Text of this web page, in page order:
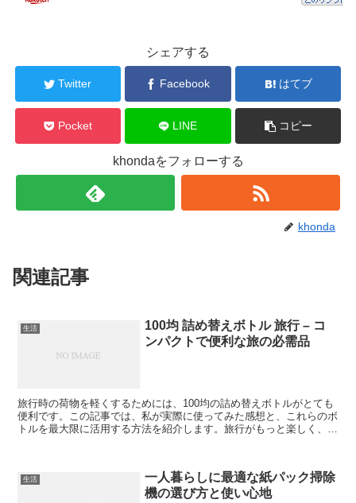
シェアする
Twitter Facebook はてブ
Pocket LINE コピー
khondaをフォローする
khonda
関連記事
生活
100均 詰め替えボトル 旅行 – コ
ンパクトで便利な旅の必需品
旅行時の荷物を軽くするためには、100均の詰め替えボトルがとても
便利です。この記事では、私が実際に使ってみた感想と、これらのボ
トルを最大限に活用する方法を紹介します。旅行がもっと楽しく、快
生活
一人暮らしに最適な紙パック掃除
機の選び方と使い心地